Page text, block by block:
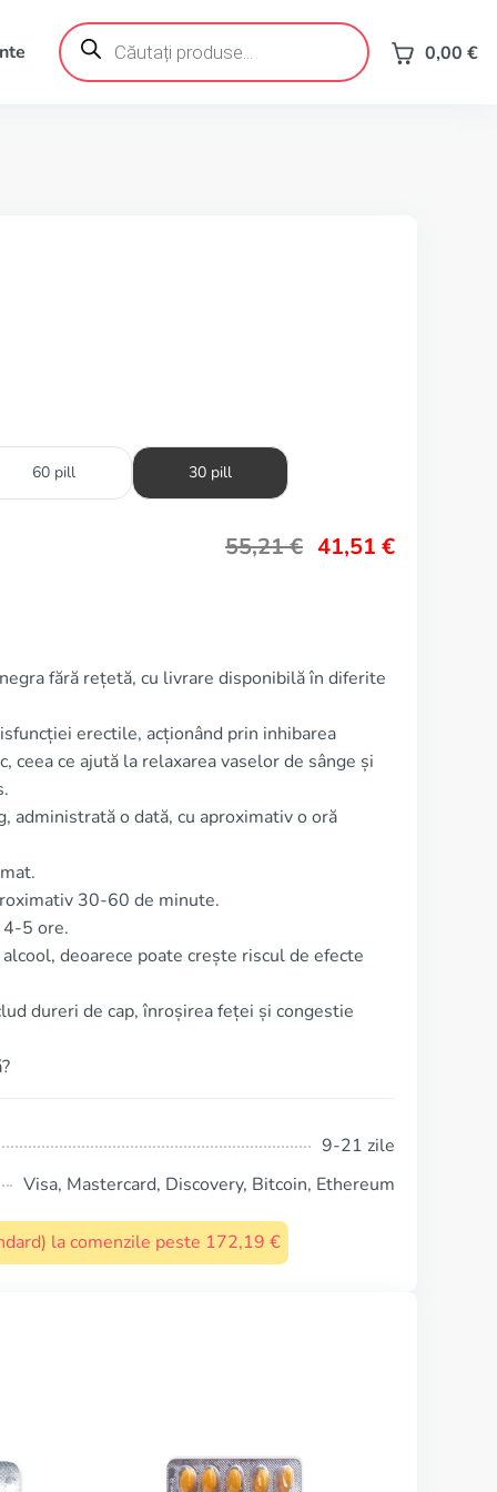
Products
search 0,00 €
60 pill 30 pill
55,21€ 41,51 €
fără rețetă, cu livrare disponibilă în diferite
erectile, acționând prin inhibarea
ceea ce ajută la relaxarea vaselor de sânge și
administrată o dată, cu aproximativ o oră
30-60 de minute.
4-5 ore.
deoarece poate crește riscul de efecte
dureri de cap, înroșirea feței și congestie
9-21 zile
Visa, Mastercard, Discovery, Bitcoin, Ethereum
la comenzile peste 172,19 €